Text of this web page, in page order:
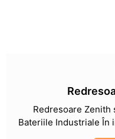
Redresoare
Bateriile Industriale În